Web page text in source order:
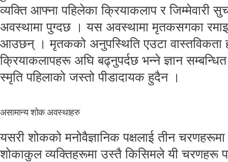
व्यक्ति आफ्ना पहिलेका क्रियाकलाप र जिम्मेवारी
अवस्थामा पुग्दछ । यस अवस्थामा मृतकसगका
आउछन् । मृतकको अनुपस्थिति एउटा वास्तविकता
क्रियाकलापहरू अघि बढ्नुपर्दछ भन्ने ज्ञान
स्मृति पहिलाको जस्तो पीडादायक हुदैन ।
असामान्य शोक अवस्थाहरु
यसरी शोकको मनोवैज्ञानिक पक्षलाई तीन
शोकाकुल व्यक्तिहरूमा उस्तै किसिमले यी चरणहरू